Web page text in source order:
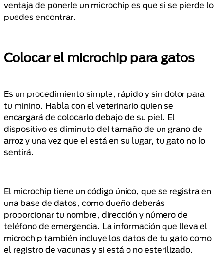
ventaja de ponerle un microchip es que si se pierde lo
puedes encontrar.
Colocar el microchip para gatos
Es un procedimiento simple, rápido y sin dolor para
tu minino. Habla con el veterinario quien se
encargará de colocarlo debajo de su piel. El
dispositivo es diminuto del tamaño de un grano de
arroz y una vez que el está en su lugar, tu gato no lo
sentirá.
El microchip tiene un código único, que se registra en
una base de datos, como dueño deberás
proporcionar tu nombre, dirección y número de
teléfono de emergencia. La información que lleva el
microchip también incluye los datos de tu gato como
el registro de vacunas y si está o no esterilizado.